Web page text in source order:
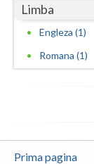
Vrancea
Limba
Engleza (1)
Romana (1)
Prima pagina